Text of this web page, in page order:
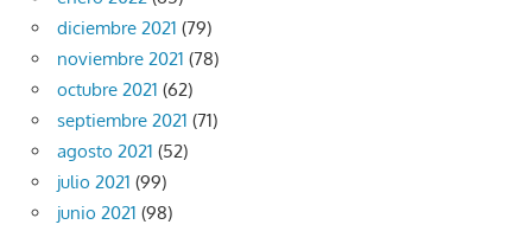
diciembre 2021 (79)
noviembre 2021 (78)
octubre 2021 (62)
septiembre 2021 (71)
agosto 2021 (52)
julio 2021 (99)
junio 2021 (98)